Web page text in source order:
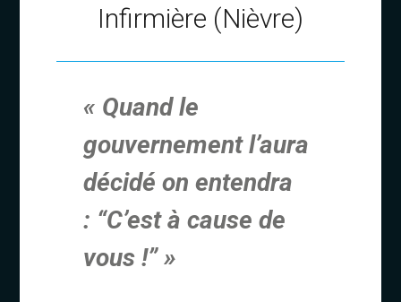
Infirmière (Nièvre)
« Quand le
gouvernement l’aura
décidé on entendra
: “C’est à cause de
vous !” »